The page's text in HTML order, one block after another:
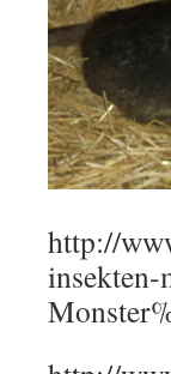
http://